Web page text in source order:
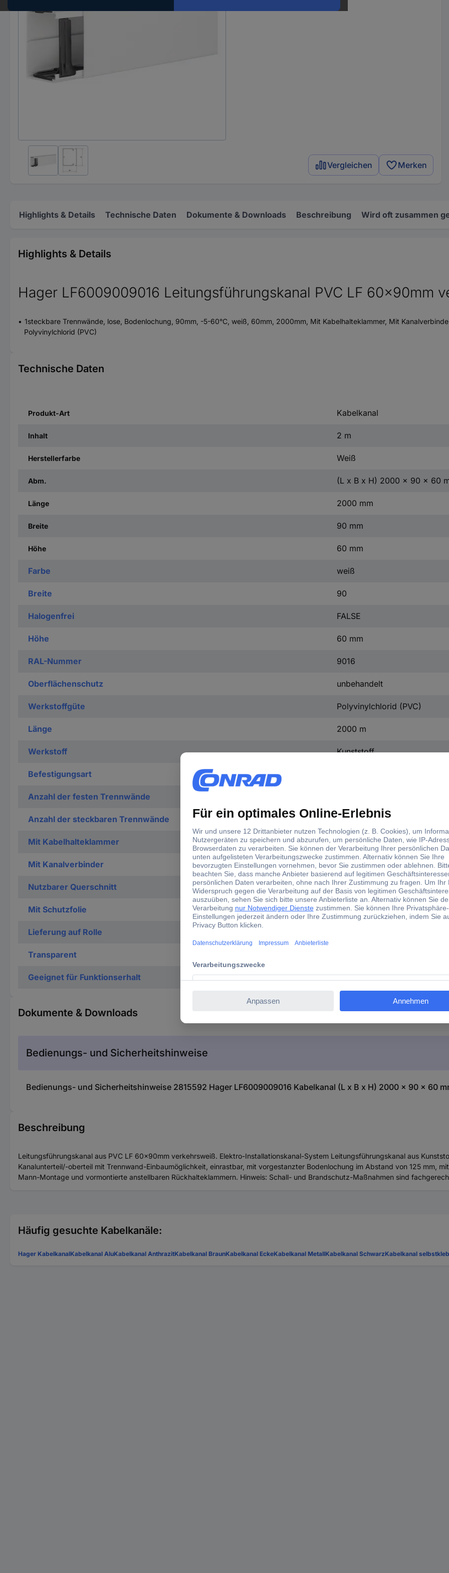
Vergleichen Merken
Highlights & Details Technische Daten Dokumente & Downloads Beschreibung Wird oft zusammen
Highlights & Details
Hager LF6009009016 Leitungsführungskanal PVC LF 60x90mm
1steckbare Trennwände, lose, Bodenlochung, 90mm, -5-60°C, weiß, 60mm, 2000mm, Mit Kabelhalteklammer, Mit
Polyvinylchlorid (PVC)
Technische Daten
Produkt-Art Kabelkanal
Inhalt 2 m
Herstellerfarbe Weiß
Abm. (L x B x H) 2000 x 90 x 60
Länge 2000 mm
Breite 90 mm
Höhe 60 mm
Farbe weiß
Breite 90
Halogenfrei FALSE
Höhe 60 mm
RAL-Nummer 9016
Oberflächenschutz unbehandelt
Werkstoffgüte Polyvinylchlorid (PVC)
Länge 2000 m
Werkstoff Kunststoff
Befestigungsart
Anzahl der festen Trennwände
Anzahl der steckbaren Trennwände 1
Mit Kabelhalteklammer TRUE
Mit Kanalverbinder TRUE
Nutzbarer Querschnitt 4360 mm²
Mit Schutzfolie FALSE
Lieferung auf Rolle
Transparent
Geeignet für Funktionserhalt FALSE
Dokumente & Downloads
Bedienungs- und Sicherheitshinweise
Bedienungs- und Sicherheitshinweise 2815592 Hager LF6009009016 Kabelkanal (L x B x H) 2000 x 90 x 60
Beschreibung
Leitungsführungskanal aus PVC LF 60x90mm verkehrsweiß. Elektro-Installationskanal-System Leitungsführungskanal aus
Kanalunterteil/-oberteil mit Trennwand-Einbaumöglichkeit, einrastbar, mit vorgestanzter Bodenlochung im Abstand von 125 mm,
Mann-Montage und vormontierte anstellbaren Rückhalteklammern. Hinweis: Schall- und Brandschutz-Maßnahmen sind
Häufig gesuchte Kabelkanäle:
Hager KabelkanalKabelkanal AluKabelkanal AnthrazitKabelkanal BraunKabelkanal EckeKabelkanal MetallKabelkanal SchwarzKabelkanal